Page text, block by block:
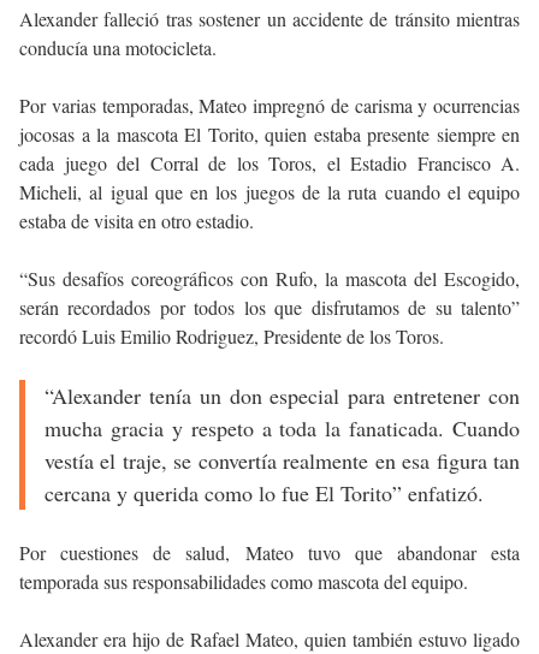
Alexander falleció tras sostener un accidente de tránsito mientras
conducía una motocicleta.
Por varias temporadas, Mateo impregnó de carisma y ocurrencias
jocosas a la mascota El Torito, quien estaba presente siempre en
cada juego del Corral de los Toros, el Estadio Francisco A.
Micheli, al igual que en los juegos de la ruta cuando el equipo
estaba de visita en otro estadio.
“Sus desafíos coreográficos con Rufo, la mascota del Escogido,
serán recordados por todos los que disfrutamos de su talento”
recordó Luis Emilio Rodriguez, Presidente de los Toros.
“Alexander tenía un don especial para entretener con
mucha gracia y respeto a toda la fanaticada. Cuando
vestía el traje, se convertía realmente en esa figura tan
cercana y querida como lo fue El Torito” enfatizó.
Por cuestiones de salud, Mateo tuvo que abandonar esta
temporada sus responsabilidades como mascota del equipo.
Alexander era hijo de Rafael Mateo, quien también estuvo ligado